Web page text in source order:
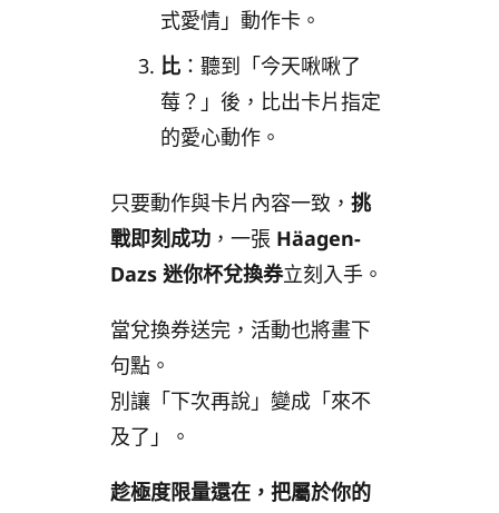
式愛情」動作卡。
比 ：聽到「今天啾啾了
莓？」後，比出卡片指定
的愛心動作。
只要動作與卡片內容一致， 挑
戰即刻成功 ，一張 Häagen-
Dazs 迷你杯兌換券立刻入手。
當兌換券送完，活動也將畫下
句點。
別讓「下次再說」變成「來不
及了」。
趁極度限量還在，把屬於你的